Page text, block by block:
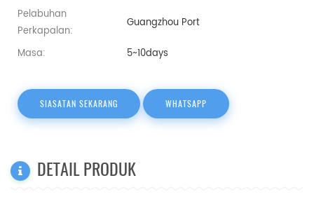
Pelabuhan
Perkapalan:
Guangzhou Port
Masa: 5~10days
SIASATAN SEKARANG WHATSAPP
DETAIL PRODUK